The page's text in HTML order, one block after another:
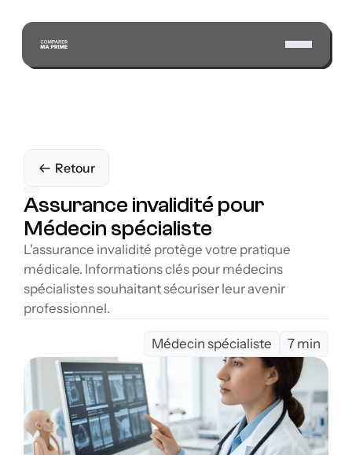
Retour
Assurance invalidité pour
Médecin spécialiste
L'assurance invalidité protège votre pratique
médicale. Informations clés pour médecins
spécialistes souhaitant sécuriser leur avenir
professionnel.
Médecin spécialiste 7 min